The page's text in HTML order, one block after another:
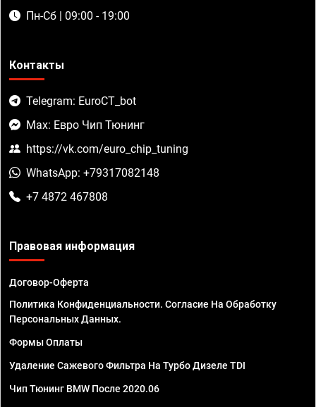
Пн-Сб | 09:00 - 19:00
Контакты
Telegram: EuroCT_bot
Max: Евро Чип Тюнинг
https://vk.com/euro_chip_tuning
WhatsApp: +79317082148
+7 4872 467808
Правовая информация
Договор-Оферта
Политика Конфиденциальности. Согласие На Обработку
Персональных Данных.
Формы Оплаты
Удаление Сажевого Фильтра На Турбо Дизеле TDI
Чип Тюнинг BMW После 2020.06